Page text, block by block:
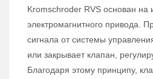
Kromschroder RVS основан на
электромагнитного привода.
сигнала от системы
или закрывает клапан,
Благодаря этому принципу,